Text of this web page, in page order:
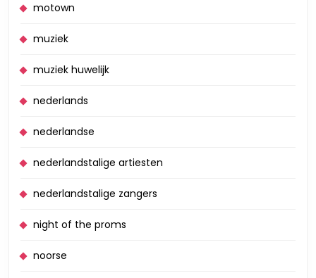
motown
muziek
muziek huwelijk
nederlands
nederlandse
nederlandstalige artiesten
nederlandstalige zangers
night of the proms
noorse